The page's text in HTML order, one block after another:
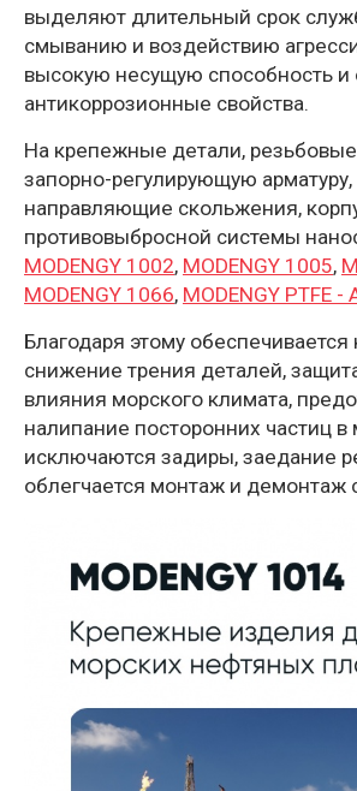
выделяют длительный срок
смыванию и воздействию
высокую несущую способность и
антикоррозионные свойства.
На крепежные детали, резьбовые
запорно-регулирующую
направляющие скольжения,
противовыбросной системы
MODENGY 1002, MODENGY 1005,
MODENGY 1066, MODENGY PTFE -
Благодаря этому
снижение трения деталей,
влияния морского климата,
налипание посторонних частиц
исключаются задиры, заедание
облегчается монтаж и демонтаж